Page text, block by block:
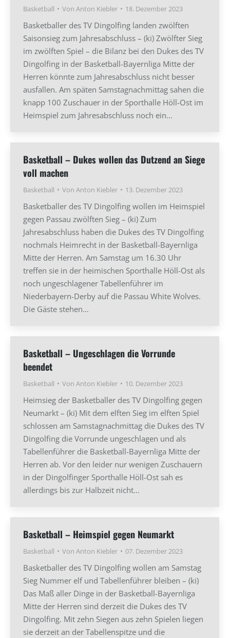
Basketball Von Anton Kiebler 18. Dezember 2023
Basketballer des TV Dingolfing landen zwölften
Saisonsieg zum Jahresabschluss – (ki) Zwölfter Sieg
im zwölften Spiel – die Bilanz bei den Dukes des TV
Dingolfing in der Basketball-Bayernliga Mitte der
Herren könnte zum Jahresabschluss nicht besser
ausfallen. Am späten Samstagnachmittag sahen die
knapp 100 Zuschauer in der Sporthalle Höll-Ost im
Heimspiel zum Jahresabschluss noch ein…
Basketball – Dukes wollen das Dutzend an Siege
voll machen
Basketball Von Anton Kiebler 13. Dezember 2023
Basketballer des TV Dingolfing wollen im Heimspiel
gegen Passau zwölften Sieg – (ki) Zum
Jahresabschluss haben die Dukes des TV Dingolfing
nochmals Heimrecht in der Basketball-Bayernliga
Mitte der Herren. Am Samstag um 16.30 Uhr
treffen sie in der heimischen Sporthalle Höll-Ost als
noch ungeschlagener Tabellenführer im
Niederbayern-Derby auf die Passau White Wolves.
Die Gäste stehen…
Basketball – Ungeschlagen die Vorrunde
beendet
Basketball Von Anton Kiebler 10. Dezember 2023
Heimsieg der Basketballer des TV Dingolfing gegen
Neumarkt – (ki) Mit dem elften Sieg im elften Spiel
schlossen am Samstagnachmittag die Dukes des TV
Dingolfing die Vorrunde ungeschlagen und als
Tabellenführer die Basketball-Bayernliga Mitte der
Herren ab. Vor den leider nur wenigen Zuschauern
in der Dingolfinger Sporthalle Höll-Ost sah es
allerdings bis zur Halbzeit nicht…
Basketball – Heimspiel gegen Neumarkt
Basketball Von Anton Kiebler 07. Dezember 2023
Basketballer des TV Dingolfing wollen am Samstag
Sieg Nummer elf und Tabellenführer bleiben – (ki)
Das Maß aller Dinge in der Basketball-Bayernliga
Mitte der Herren sind derzeit die Dukes des TV
Dingolfing. Mit zehn Siegen aus zehn Spielen liegen
sie derzeit an der Tabellenspitze und die